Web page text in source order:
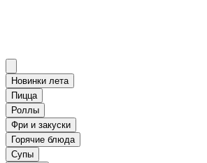
Новинки лета
Пицца
Роллы
Фри и закуски
Горячие блюда
Супы